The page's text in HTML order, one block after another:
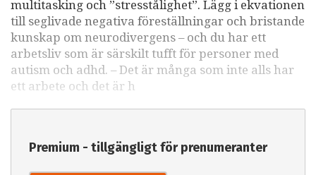
multitasking och ”stresstålighet”. Lägg i ekvationen
till seglivade negativa föreställningar och bristande
kunskap om neurodivergens – och du har ett
arbetsliv som är särskilt tufft för personer med
autism och adhd. – Det är många som inte alls har
ett arbete och det är h
Premium - tillgängligt för prenumeranter